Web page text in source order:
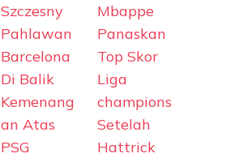
Szczesny
Pahlawan
Barcelona
Di Balik
Kemenang
an Atas
PSG
Mbappe
Panaskan
Top Skor
Liga
champions
Setelah
Hattrick